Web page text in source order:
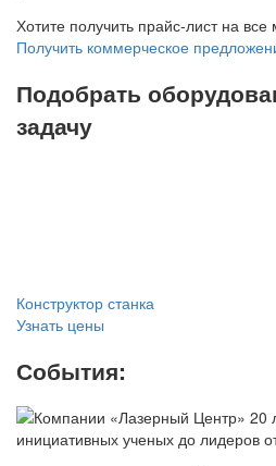
Хотите получить прайс-лист на
Получить коммерческое
Подобрать
задачу
Конструктор станка
Узнать цены
События: